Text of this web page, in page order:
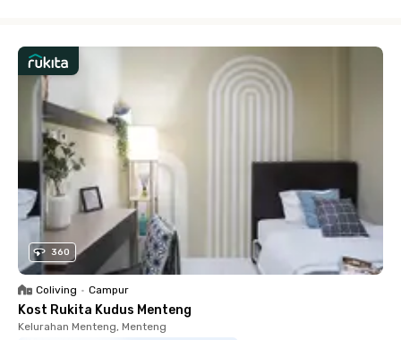
360
Coliving • Campur
Kost Rukita Kudus Menteng
Kelurahan Menteng, Menteng